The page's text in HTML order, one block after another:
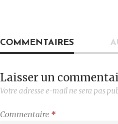
COMMENTAIRES
Laisser un
Votre adresse e-mail ne sera pas
Commentaire *